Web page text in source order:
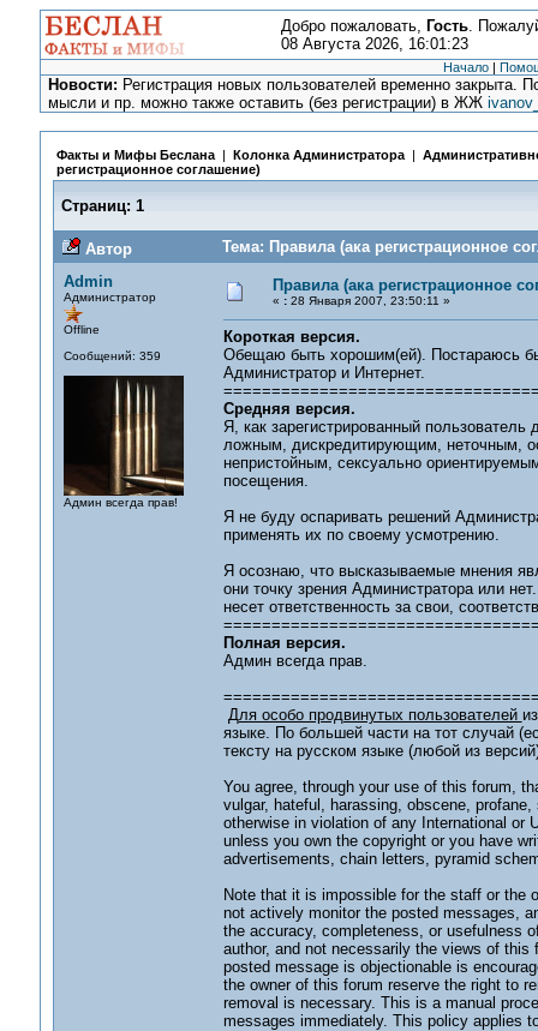
Добро пожаловать, Гость.
08 Августа 2026, 16:01:23
Начало |
Новости: Регистрация новых пользователей временно закрыта.
мысли и пр. можно также оставить (без регистрации) в ЖЖ
Факты и Мифы Беслана| Колонка Администратора|
регистрационное соглашение)
Страниц: 1
Автор
Тема: Правила (ака регистрационное
Admin
Администратор
Offline
Сообщений: 359
Админ всегда прав!
Правила (ака регистрационное
« :28 Января 2007, 23:50:11 »
Короткая версия.
Обещаю быть хорошим(ей). Постараюсь
Администратор и Интернет.
Средняя версия.
Я, как зарегистрированный
ложным, дискредитирующим, неточным,
непристойным, сексуально
посещения.
Я не буду оспаривать решений
применять их по своему усмотрению.
Я осознаю, что высказываемые мнения
они точку зрения Администратора или
несет ответственность за свои,
Полная версия.
Админ всегда прав.
Для особо продвинутых пользователей
языке. По большей части на тот случай
тексту на русском языке (любой из
You agree, through your use of this forum,
vulgar, hateful, harassing, obscene,
otherwise in violation of any International or
unless you own the copyright or you have
advertisements, chain letters, pyramid
Note that it is impossible for the staff or the
not actively monitor the posted messages,
the accuracy, completeness, or usefulness
author, and not necessarily the views of
posted message is objectionable is
the owner of this forum reserve the right to
removal is necessary. This is a manual
messages immediately. This policy applies